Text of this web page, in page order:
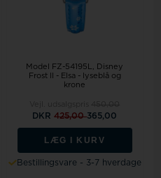
Model FZ-54195L
Disney
Frost II - Elsa - lyseblå og
krone
DKR425,00365,00
LÆG I KURV
Bestillingsvare - 3-7 hverdage